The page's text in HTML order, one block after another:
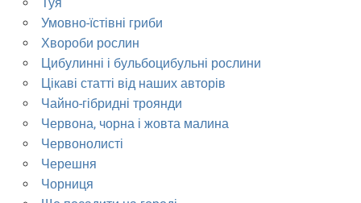
Умовно-їстівні гриби
Хвороби рослин
Цибулинні і бульбоцибульні рослини
Цікаві статті від наших авторів
Чайно-гібридні троянди
Червона, чорна і жовта малина
Червонолисті
Черешня
Чорниця